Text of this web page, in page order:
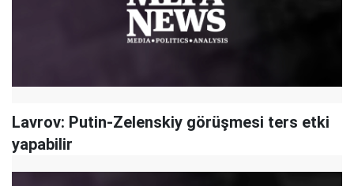
Lavrov: Putin-Zelenskiy görüşmesi ters etki
yapabilir